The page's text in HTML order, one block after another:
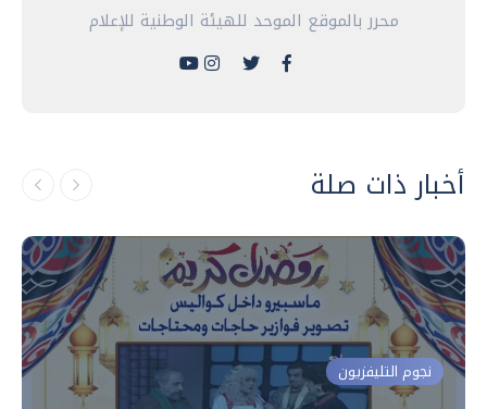
محرر بالموقع الموحد للهيئة الوطنية للإعلام
أخبار ذات صلة
نجوم التليفزيون